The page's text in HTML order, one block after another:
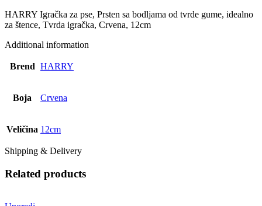
HARRY Igračka za pse, Prsten sa bodljama od tvrde gume, idealno
za štence, Tvrda igračka, Crvena, 12cm
Additional information
Brend HARRY
Boja Crvena
Veličina 12cm
Shipping & Delivery
Related products